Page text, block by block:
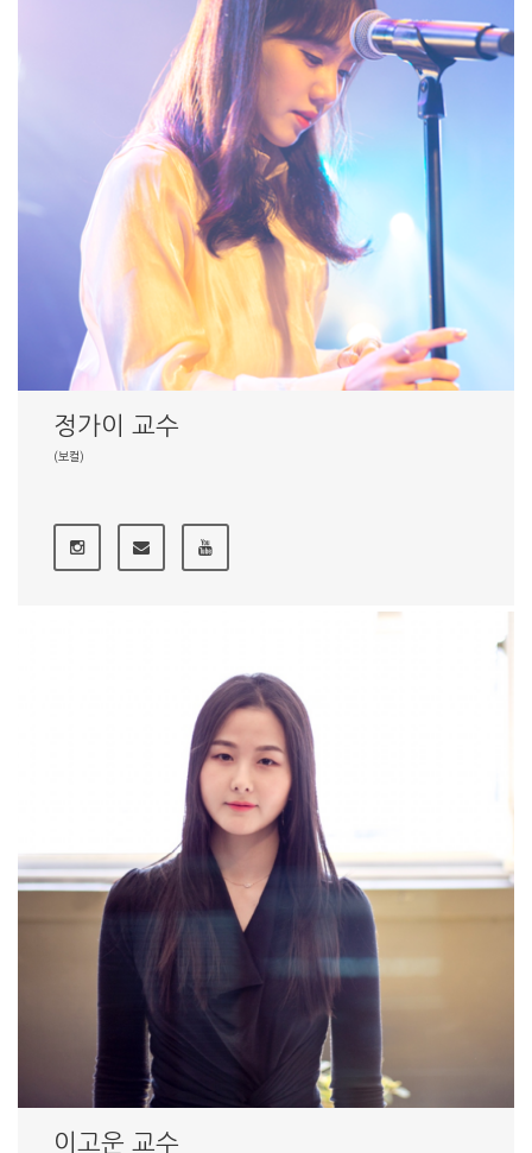
정가이 교수
(보컬)
이고운 교수